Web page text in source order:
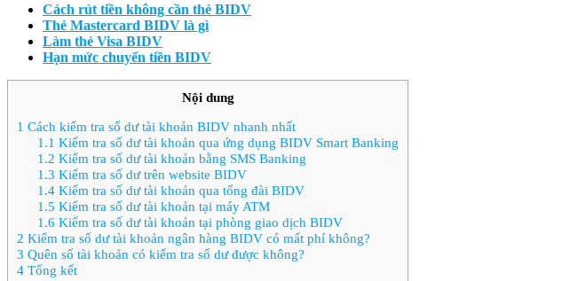
Cách rút tiền không cần thẻ BIDV
Thẻ Mastercard BIDV là gì
Làm thẻ Visa BIDV
Hạn mức chuyển tiền BIDV
Nội dung
1 Cách kiểm tra số dư tài khoản BIDV nhanh nhất
1.1 Kiểm tra số dư tài khoản qua ứng dụng BIDV Smart Banking
1.2 Kiểm tra số dư tài khoản bằng SMS Banking
1.3 Kiểm tra số dư trên website BIDV
1.4Kiểm tra số dư tài khoản qua tổng đài BIDV
1.5 Kiểm tra số dư tài khoản tại máy ATM
1.6 Kiểm tra số dư tài khoản tại phòng giao dịch BIDV
2 Kiểm tra số dư tài khoản ngân hàng BIDV có mất phí không?
3 Quên số tài khoản có kiểm tra số dư được không?
4 Tổng kết